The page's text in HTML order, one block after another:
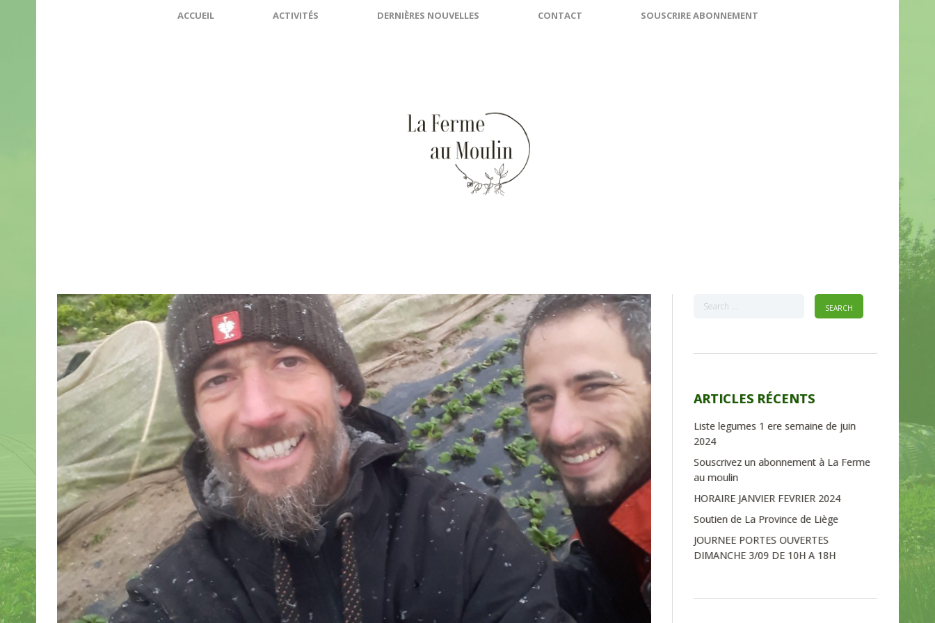
ACCUEIL ACTIVITÉS DERNIÈRES NOUVELLES CONTACT SOUSCRIRE ABONNEMENT
ARTICLES RÉCENTS
Liste legumes 1 ere semaine de juin
2024
Souscrivez un abonnement à La Ferme
au moulin
HORAIRE JANVIER FEVRIER 2024
Soutien de La Province de Liège
JOURNEE PORTES OUVERTES
DIMANCHE 3/09 DE 10H A 18H